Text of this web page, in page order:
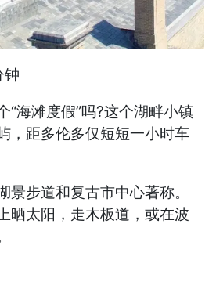
钟
“海滩度假”吗?这个湖畔小镇
，距多伦多仅短短一小时车
景步道和复古市中心著称。
晒太阳，走木板道，或在波